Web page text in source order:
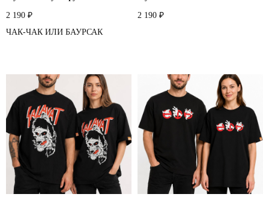
2 190 ₽
ЧАК-ЧАК ИЛИ БАУРСАК
2 190 ₽